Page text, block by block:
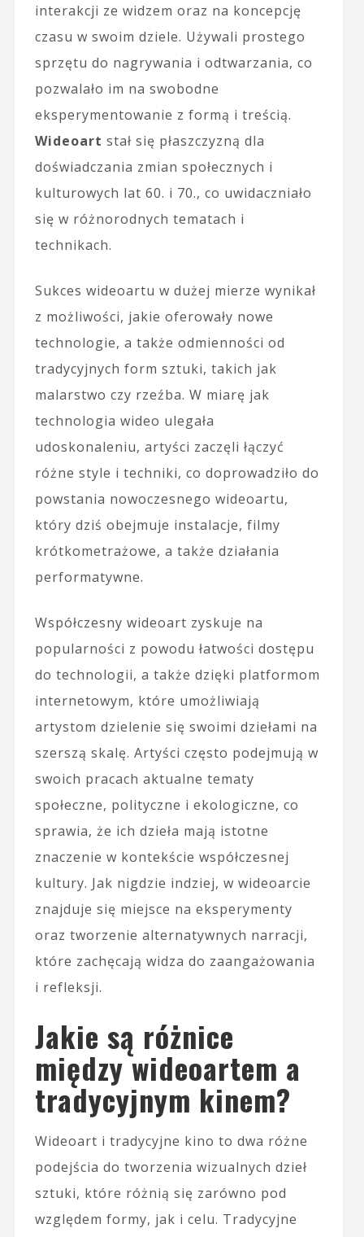
interakcji ze widzem oraz na koncepcję
czasu w swoim dziele. Używali prostego
sprzętu do nagrywania i odtwarzania, co
pozwalało im na swobodne
eksperymentowanie z formą i treścią.
Wideoart stał się płaszczyzną dla
doświadczania zmian społecznych i
kulturowych lat 60. i 70., co uwidaczniało
się w różnorodnych tematach i
technikach.
Sukces wideoartu w dużej mierze wynikał
z możliwości, jakie oferowały nowe
technologie, a także odmienności od
tradycyjnych form sztuki, takich jak
malarstwo czy rzeźba. W miarę jak
technologia wideo ulegała
udoskonaleniu, artyści zaczęli łączyć
różne style i techniki, co doprowadziło do
powstania nowoczesnego wideoartu,
który dziś obejmuje instalacje, filmy
krótkometrażowe, a także działania
performatywne.
Współczesny wideoart zyskuje na
popularności z powodu łatwości dostępu
do technologii, a także dzięki platformom
internetowym, które umożliwiają
artystom dzielenie się swoimi dziełami na
szerszą skalę. Artyści często podejmują w
swoich pracach aktualne tematy
społeczne, polityczne i ekologiczne, co
sprawia, że ich dzieła mają istotne
znaczenie w kontekście współczesnej
kultury. Jak nigdzie indziej, w wideoarcie
znajduje się miejsce na eksperymenty
oraz tworzenie alternatywnych narracji,
które zachęcają widza do zaangażowania
i refleksji.
Jakie są różnice
między wideoartem a
tradycyjnym kinem?
Wideoart i tradycyjne kino to dwa różne
podejścia do tworzenia wizualnych dzieł
sztuki, które różnią się zarówno pod
względem formy, jak i celu. Tradycyjne